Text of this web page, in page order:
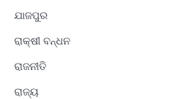
ଯାଜପୁର
ରାକ୍ଷୀ ବନ୍ଧନ
ରାଜନୀତି
ରାଜ୍ୟ